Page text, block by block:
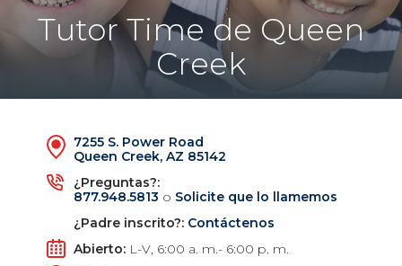
Tutor Time de Queen
Creek
7255 S. Power Road
Queen Creek, AZ 85142
¿Preguntas?:
877.948.5813 o Solicite que lo llamemos
¿Padre inscrito?: Contáctenos
Abierto: L-V, 6:00 a. m.- 6:00 p. m.